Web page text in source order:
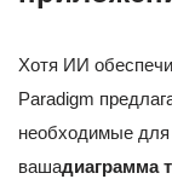
Хотя ИИ
Paradigm
необходимые
вашадиаграмма